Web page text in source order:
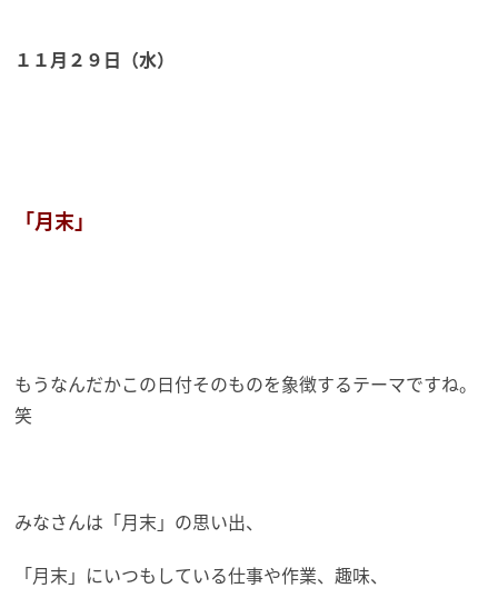
１１月２９日（水）
「月末」
もうなんだかこの日付そのものを象徴するテーマですね。
笑
みなさんは「月末」の思い出、
「月末」にいつもしている仕事や作業、趣味、